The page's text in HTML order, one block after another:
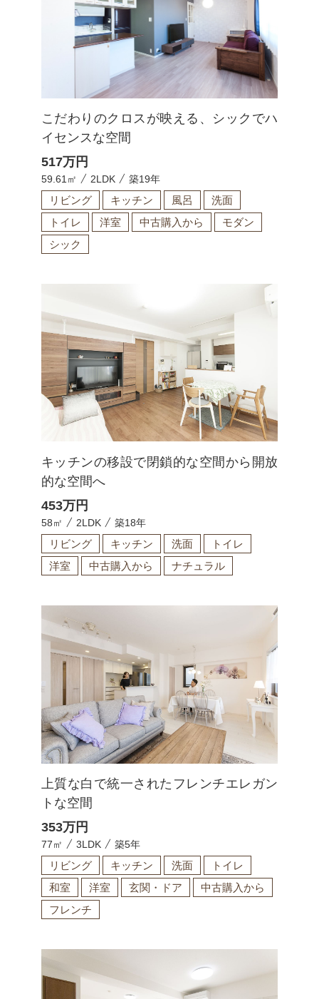
こだわりのクロスが映える、シックでハ
イセンスな空間
517万円
59.61㎡ 2LDK 築19年
リビング キッチン 風呂
洗面
トイレ
洋室 中古購入から
モダン
シック
キッチンの移設で閉鎖的な空間から開放
的な空間へ
453万円
58㎡ 2LDK 築18年
リビング キッチン 洗面
トイレ
洋室
中古購入から ナチュラル
上質な白で統一されたフレンチエレガン
トな空間
353万円
77㎡ 3LDK 築5年
リビング キッチン 洗面
トイレ
和室
洋室 玄関・ドア
中古購入から
フレンチ